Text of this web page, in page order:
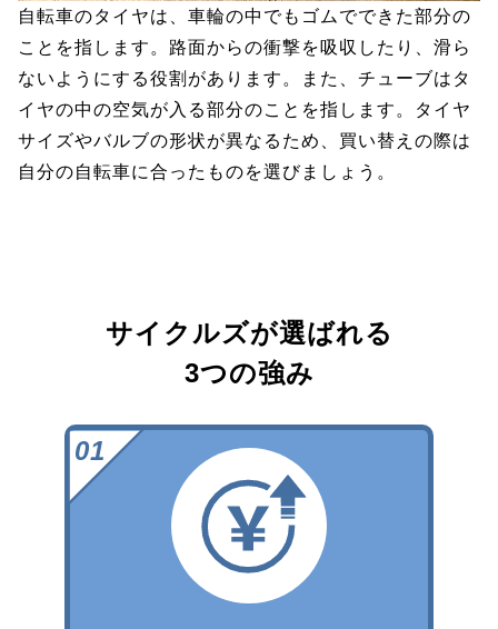
自転車のタイヤは、車輪の中でもゴムでできた部分の
ことを指します。路面からの衝撃を吸収したり、滑ら
ないようにする役割があります。また、チューブはタ
イヤの中の空気が入る部分のことを指します。タイヤ
サイズやバルブの形状が異なるため、買い替えの際は
自分の自転車に合ったものを選びましょう。
サイクルズが選ばれる
3つの強み